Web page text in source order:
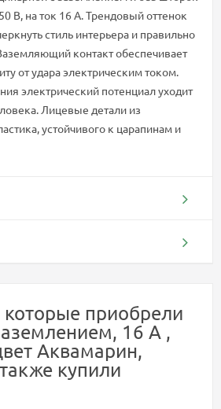
В, на ток 16 А. Трендовый оттенок
стиль интерьера и правильно
контакт обеспечивает
от удара электрическим током.
электрический потенциал уходит
Лицевые детали из
устойчивого к царапинам и
которые приобрели
16 А ,
Аквамарин,
купили